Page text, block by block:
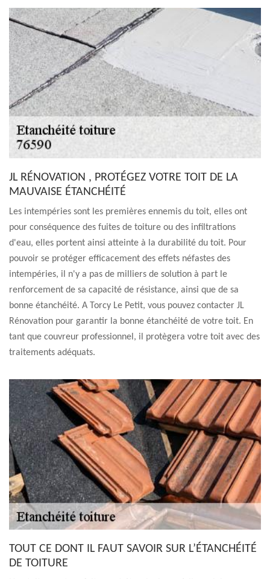
JL RÉNOVATION , PROTÉGEZ VOTRE TOIT DE LA
MAUVAISE ÉTANCHÉITÉ
Les intempéries sont les premières ennemis du toit, elles ont
pour conséquence des fuites de toiture ou des infiltrations
d'eau, elles portent ainsi atteinte à la durabilité du toit. Pour
pouvoir se protéger efficacement des effets néfastes des
intempéries, il n'y a pas de milliers de solution à part le
renforcement de sa capacité de résistance, ainsi que de sa
bonne étanchéité. A Torcy Le Petit, vous pouvez contacter JL
Rénovation pour garantir la bonne étanchéité de votre toit. En
tant que couvreur professionnel, il protègera votre toit avec des
traitements adéquats.
TOUT CE DONT IL FAUT SAVOIR SUR L’ÉTANCHÉITÉ
DE TOITURE